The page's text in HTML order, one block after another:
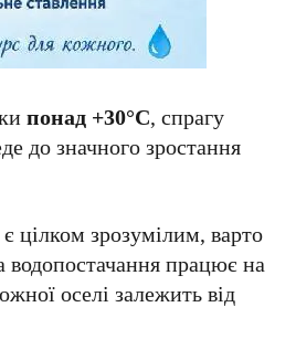
понад +30°C, спрагу
до значного зростання
цілком зрозумілим, варто
водопостачання працює на
оселі залежить від